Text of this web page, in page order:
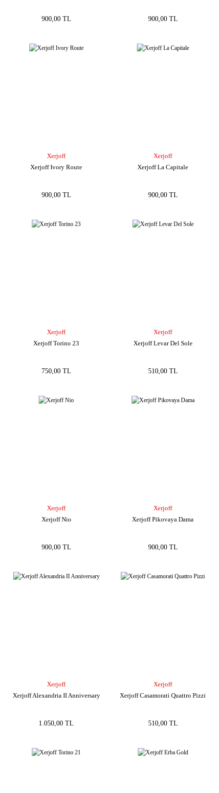
900,00 TL 900,00 TL
Xerjoff
Xerjoff Ivory Route
900,00 TL
Xerjoff
Xerjoff La Capitale
900,00 TL
Xerjoff
Xerjoff Torino 23
750,00 TL
Xerjoff
Xerjoff Levar Del Sole
510,00 TL
Xerjoff
Xerjoff Nio
900,00 TL
Xerjoff
Xerjoff Pikovaya Dama
900,00 TL
Xerjoff
Xerjoff Alexandria II Anniversary
1.050,00 TL
Xerjoff
Xerjoff Casamorati Quattro Pizzi
510,00 TL